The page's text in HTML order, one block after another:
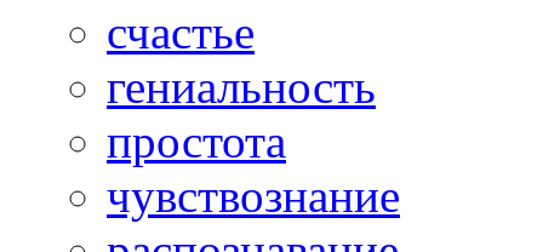
счастье
гениальность
простота
чувствознание